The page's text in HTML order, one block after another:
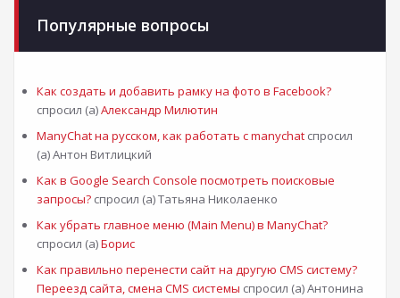
записям
Популярные вопросы
Как создать и добавить рамку на фото в Facebook?
спросил (а)Александр Милютин
ManyChat на русском, как работать с manychat спросил
(а) Антон Витлицкий
Как в Google Search Console посмотреть поисковые
запросы? спросил (а) Татьяна Николаенко
Как убрать главное меню (Main Menu) в ManyChat?
спросил (а)Борис
Как правильно перенести сайт на другую CMS систему?
Переезд сайта, смена CMS системы спросил (а) Антонина